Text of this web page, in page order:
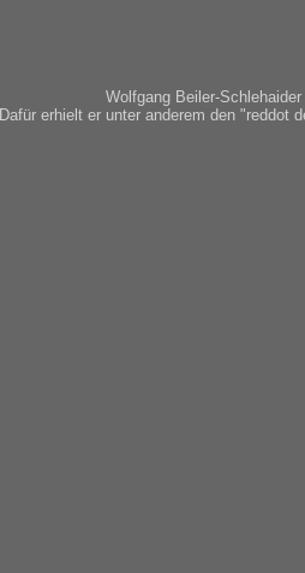
Wolfgang Beiler-
Dafür erhielt er unter anderem den "reddot